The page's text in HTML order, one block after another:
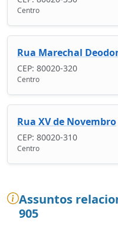
Centro
Rua Marechal
CEP: 80020-320
Centro
Rua XV de Novembro
CEP: 80020-310
Centro
Assuntos
905